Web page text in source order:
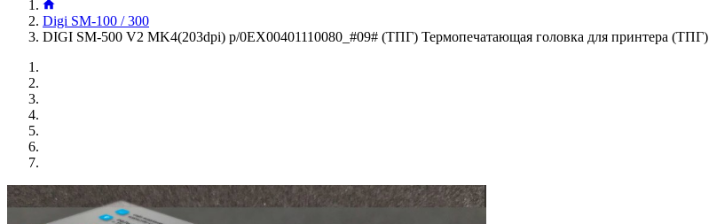
Digi SM-100 / 300
DIGI SM-500 V2 MK4(203dpi) p/0EX00401110080_#09# (ТПГ) Термопечатающая головка для принтера (ТПГ)